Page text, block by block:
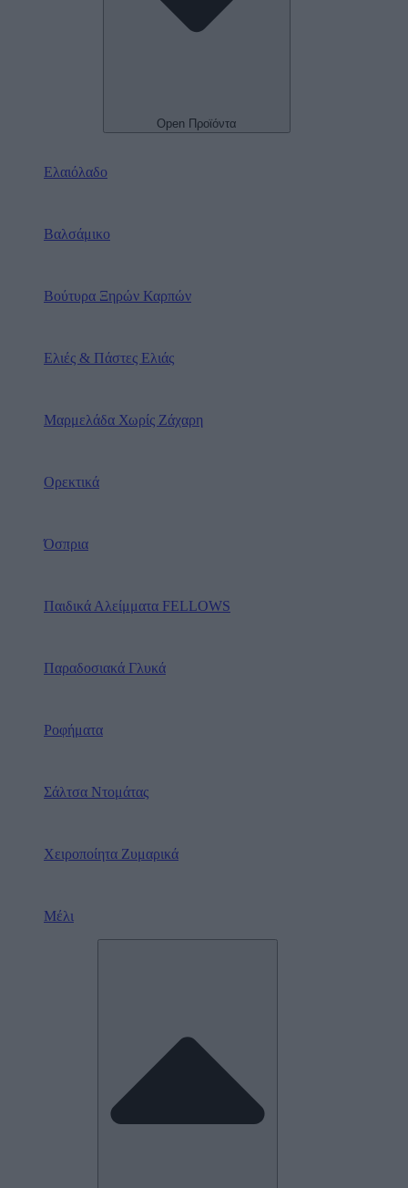
Open Προϊόντα
Ελαιόλαδο
Βαλσάμικο
Βούτυρα Ξηρών Καρπών
Ελιές & Πάστες Ελιάς
Μαρμελάδα Χωρίς Ζάχαρη
Ορεκτικά
Όσπρια
Παιδικά Αλείμματα FELLOWS
Παραδοσιακά Γλυκά
Ροφήματα
Σάλτσα Ντομάτας
Χειροποίητα Ζυμαρικά
Μέλι